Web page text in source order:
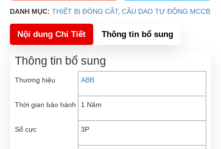
DANH MỤC: THIẾT BỊ ĐÓNG CẮT, CẦU DAO TỰ ĐỘNG MCCB
Nội dung Chi Tiết Thông tin bổ sung
Thông tin bổ sung
Thương hiệu ABB
Thời gian bảo hành 1 Năm
Số cực 3P